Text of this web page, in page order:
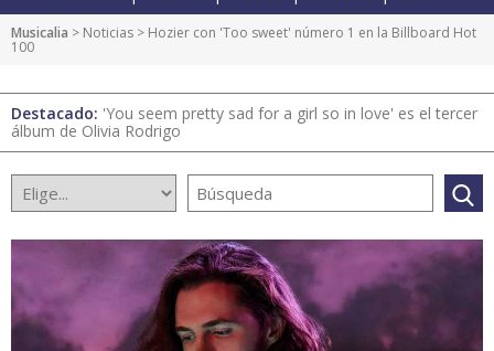
Musicalia > Noticias > Hozier con 'Too sweet' número 1 en la Billboard Hot
100
Destacado: 'You seem pretty sad for a girl so in love' es el tercer
álbum de Olivia Rodrigo